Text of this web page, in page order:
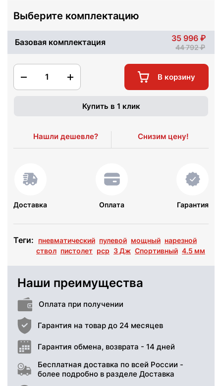
Выберите комплектацию
Базовая комплектация 35 996
44 792
1 В корзину
Купить в 1 клик
Нашли дешевле? Снизим цену!
Доставка Оплата Гарантия
Теги: пневматический пулевой мощный нарезной
ствол пистолет pcp 3 Дж Спортивный 4.5 мм
Наши преимущества
Оплата при получении
Гарантия на товар до 24 месяцев
Гарантия обмена, возврата - 14 дней
Бесплатная доставка по всей России -
более подробно в разделе Доставка